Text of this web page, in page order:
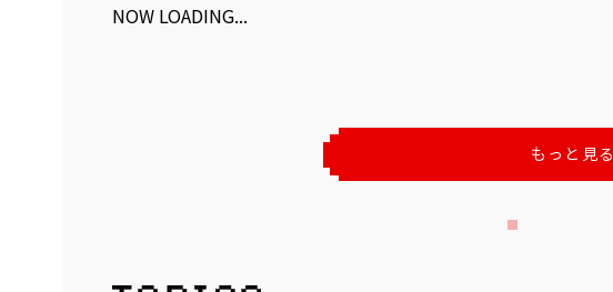
NOW LOADING...
もっと見る